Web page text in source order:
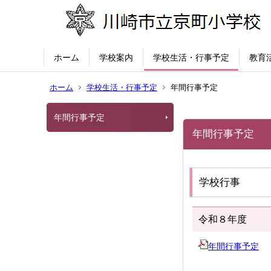
ホーム 学校案内 学校生活・行事予定 教育
ホーム 学校生活・行事予定 年間行事予定
年間行事予定
年間行事予定
学校行事
令和８年度
年間行事予定